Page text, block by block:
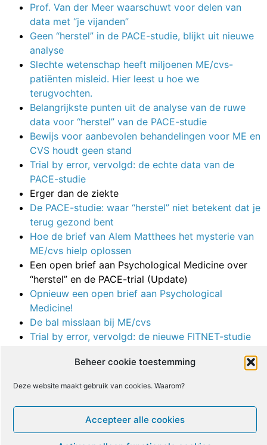
Beheer cookie toestemming
Deze website maakt gebruik van cookies. Waarom?
Accepteer alle cookies
Prof. Van der Meer waarschuwt voor delen van
data met “je vijanden”
Geen “herstel” in de PACE-studie, blijkt uit nieuwe
analyse
Slechte wetenschap heeft miljoenen ME/cvs-
patiënten misleid. Hier leest u hoe we
terugvochten.
Belangrijkste punten uit de analyse van de ruwe
data voor “herstel” van de PACE-studie
Bewijs voor aanbevolen behandelingen voor ME en
CVS houdt geen stand
Trial by error, vervolgd: de echte data van de
PACE-studie
Erger dan de ziekte
De PACE-studie: waar “herstel” niet betekent dat je
terug gezond bent
Hoe de brief van Alem Matthees het mysterie van
ME/cvs hielp oplossen
Een open brief aan Psychological Medicine over
“herstel” en de PACE-trial (Update)
Opnieuw een open brief aan Psychological
Medicine!
De bal misslaan bij ME/cvs
Trial by error, vervolgd: de nieuwe FITNET-studie
Trial by error, vervolgd: een vervolgpost over
Trial by error, vervolgd: de Nederlandse studies
(opnieuw!), en een Esther Crawley-bonus
Trial by error, vervolgd: mijn lasterlijk bloggen op
Virology Blog